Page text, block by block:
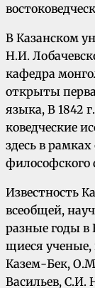
В Казан­ском
Н.И.
кафедра
открыты
языка, В 1842
коведческие
здесь в
философского
Известность
всеобщей,
разные годы
щиеся
Казем-Бек,
Васильев, С.И.